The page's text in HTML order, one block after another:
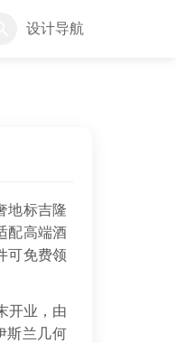
设计导航
地标吉隆
配高端酒
可免费领
开业，由
斯兰几何